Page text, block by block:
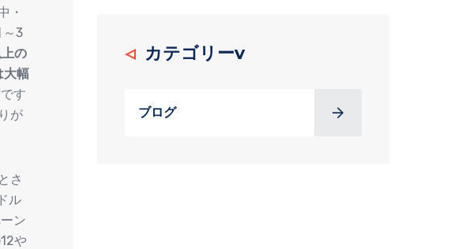
・
～3
の
大幅
す
が
さ
ル
ン
や
カテゴリーv
ブログ